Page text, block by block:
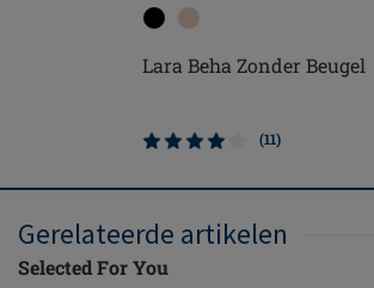
Lara Beha Zonder Beugel
(11)
Gerelateerde artikelen
Selected For You